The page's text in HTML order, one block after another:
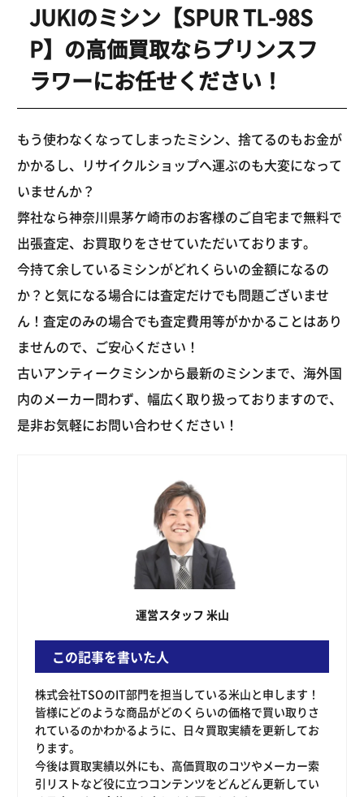
JUKIのミシン【SPUR TL-98S
P】の高価買取ならプリンスフ
ラワーにお任せください！
もう使わなくなってしまったミシン、捨てるのもお金が
かかるし、リサイクルショップへ運ぶのも大変になって
いませんか？
弊社なら神奈川県茅ケ崎市のお客様のご自宅まで無料で
出張査定、お買取りをさせていただいております。
今持て余しているミシンがどれくらいの金額になるの
か？と気になる場合には査定だけでも問題ございませ
ん！査定のみの場合でも査定費用等がかかることはあり
ませんので、ご安心ください！
古いアンティークミシンから最新のミシンまで、海外国
内のメーカー問わず、幅広く取り扱っておりますので、
是非お気軽にお問い合わせください！
運営スタッフ 米山
この記事を書いた人
株式会社TSOのIT部門を担当している米山と申します！
皆様にどのような商品がどのくらいの価格で買い取りさ
れているのかわかるように、日々買取実績を更新してお
ります。
今後は買取実績以外にも、高価買取のコツやメーカー索
引リストなど役に立つコンテンツをどんどん更新してい